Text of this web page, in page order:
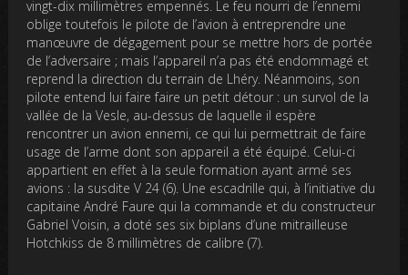
vingt-dix millimètres empennés. Le feu nourri de l’ennemi
oblige toutefois le pilote de l’avion à entreprendre une
manœuvre de dégagement pour se mettre hors de portée
de l’adversaire ; mais l’appareil n’a pas été endommagé et
reprend la direction du terrain de Lhéry. Néanmoins, son
pilote entend lui faire faire un petit détour : un survol de la
vallée de la Vesle, au-dessus de laquelle il espère
rencontrer un avion ennemi, ce qui lui permettrait de faire
usage de l’arme dont son appareil a été équipé. Celui-ci
appartient en effet à la seule formation ayant armé ses
avions : la susdite V 24 (6). Une escadrille qui, à l’initiative du
capitaine André Faure qui la commande et du constructeur
Gabriel Voisin, a doté ses six biplans d’une mitrailleuse
Hotchkiss de 8 millimètres de calibre (7).